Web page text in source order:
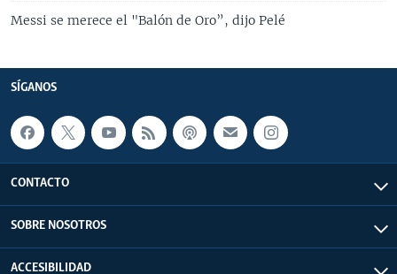
Messi se merece el "Balón de Oro”, dijo Pelé
SÍGANOS
CONTACTO
SOBRE NOSOTROS
ACCESIBILIDAD